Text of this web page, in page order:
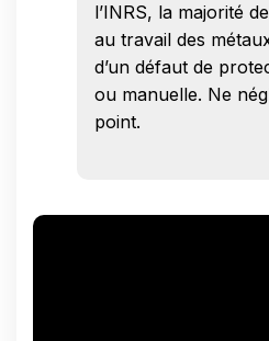
l’INRS, la majorité
au travail des
d’un défaut de
ou manuelle. Ne
point.